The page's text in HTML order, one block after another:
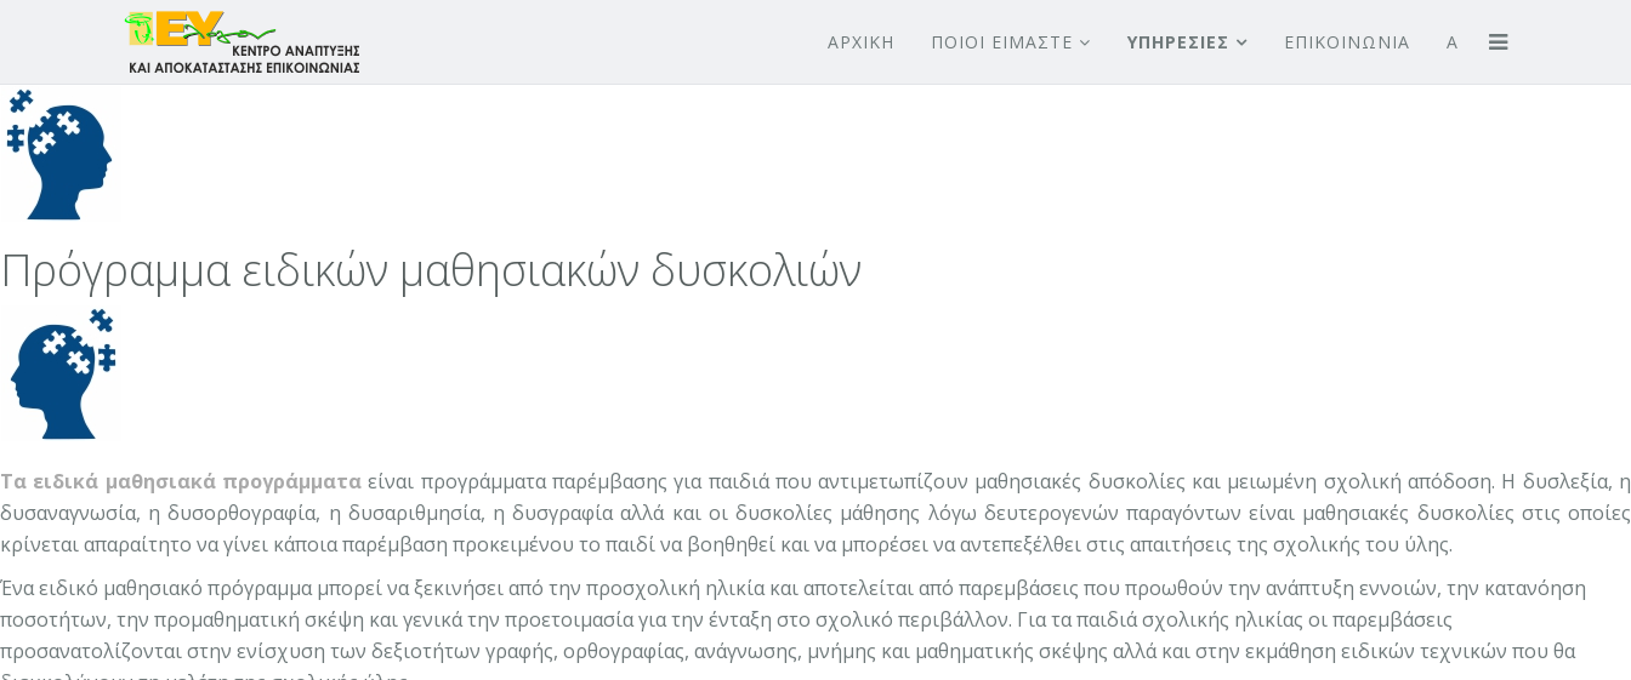
ΑΡΧΙΚΗ ΠΟΙΟΙ ΕΙΜΑΣΤΕ ΥΠΗΡΕΣΙΕΣ ΕΠΙΚΟΙΝΩΝΙΑ A
Πρόγραμμα ειδικών μαθησιακών δυσκολιών
Τα ειδικά μαθησιακά προγράμματαείναι προγράμματα παρέμβασης για παιδιά που αντιμετωπίζουν μαθησιακές δυσκολίες και μειωμένη σχολική απόδοση. Η δυσλεξία, η
δυσαναγνωσία, η δυσορθογραφία, η δυσαριθμησία, η δυσγραφία αλλά και οι δυσκολίες μάθησης λόγω δευτερογενών παραγόντων είναι μαθησιακές δυσκολίες στις οποίες
κρίνεται απαραίτητο να γίνει κάποια παρέμβαση προκειμένου το παιδί να βοηθηθεί και να μπορέσει να αντεπεξέλθει στις απαιτήσεις της σχολικής του ύλης.
Ένα ειδικό μαθησιακό πρόγραμμα μπορεί να ξεκινήσει από την προσχολική ηλικία και αποτελείται από παρεμβάσεις που προωθούν την ανάπτυξη εννοιών, την κατανόηση
ποσοτήτων, την προμαθηματική σκέψη και γενικά την προετοιμασία για την ένταξη στο σχολικό περιβάλλον. Για τα παιδιά σχολικής ηλικίας οι παρεμβάσεις
προσανατολίζονται στην ενίσχυση των δεξιοτήτων γραφής, ορθογραφίας, ανάγνωσης, μνήμης και μαθηματικής σκέψης αλλά και στην εκμάθηση ειδικών τεχνικών που θα